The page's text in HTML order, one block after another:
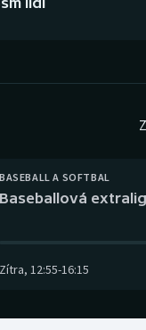
BASEBALL A SOFTBAL
Baseballová
Zítra, 12:55-16:15